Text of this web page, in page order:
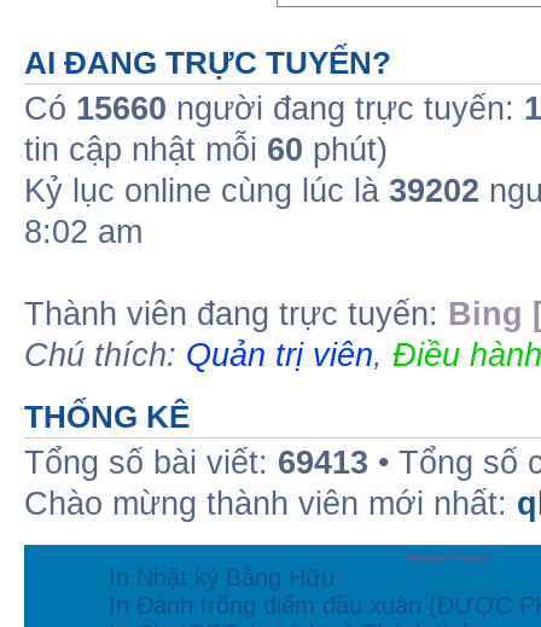
AI ĐANG TRỰC TUYẾN?
Có15660người đang trực tuyến:
tin cập nhật mỗi60 phút)
Kỷ lục online cùng lúc là
Thành viên đang trực tuyến:Bing
THỐNG KÊ
Tổng số bài viết:69413 • Tổng số
Chào mừng thành viên mới nhất:
In Nhật ký Bằng Hữu